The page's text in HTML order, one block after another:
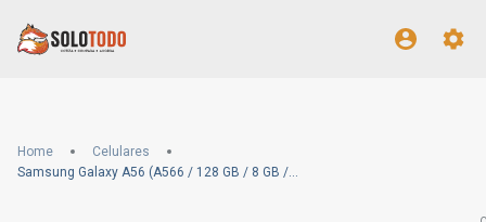
Home
Celulares
Samsung Galaxy A56 (A566 / 128 GB / 8 GB / Lightgray) [SM-A566EZAALTL]